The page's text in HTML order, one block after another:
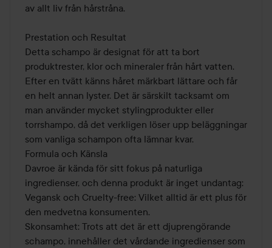
av allt liv från hårstråna.
Prestation och Resultat
Detta schampo är designat för att ta bort
produktrester, klor och mineraler från hårt vatten.
Efter en tvätt känns håret märkbart lättare och får
en helt annan lyster. Det är särskilt tacksamt om
man använder mycket stylingprodukter eller
torrshampo, då det verkligen löser upp beläggningar
som vanliga schampon ofta lämnar kvar.
Formula och Känsla
Davroe är kända för sitt fokus på naturliga
ingredienser, och denna produkt är inget undantag:
Vegansk och Cruelty-free: Vilket alltid är ett plus för
den medvetna konsumenten.
Skonsamhet: Trots att det är ett djuprengörande
schampo, innehåller det vårdande ingredienser som